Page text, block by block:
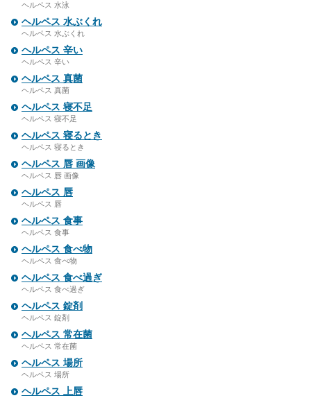
ヘルペス 水泳
ヘルペス 水ぶくれ
ヘルペス 水ぶくれ
ヘルペス 辛い
ヘルペス 辛い
ヘルペス 真菌
ヘルペス 真菌
ヘルペス 寝不足
ヘルペス 寝不足
ヘルペス 寝るとき
ヘルペス 寝るとき
ヘルペス 唇 画像
ヘルペス 唇 画像
ヘルペス 唇
ヘルペス 唇
ヘルペス 食事
ヘルペス 食事
ヘルペス 食べ物
ヘルペス 食べ物
ヘルペス 食べ過ぎ
ヘルペス 食べ過ぎ
ヘルペス 錠剤
ヘルペス 錠剤
ヘルペス 常在菌
ヘルペス 常在菌
ヘルペス 場所
ヘルペス 場所
ヘルペス 上唇